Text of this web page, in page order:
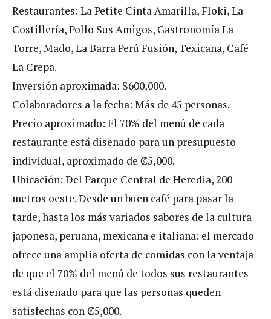
Restaurantes: La Petite Cinta Amarilla, Floki, La
Costillería, Pollo Sus Amigos, Gastronomía La
Torre, Mado, La Barra Perú Fusión, Texicana, Café
La Crepa.
Inversión aproximada: $600,000.
Colaboradores a la fecha: Más de 45 personas.
Precio aproximado: El 70% del menú de cada
restaurante está diseñado para un presupuesto
individual, aproximado de ₡5,000.
Ubicación: Del Parque Central de Heredia, 200
metros oeste. Desde un buen café para pasar la
tarde, hasta los más variados sabores de la cultura
japonesa, peruana, mexicana e italiana: el mercado
ofrece una amplia oferta de comidas con la ventaja
de que el 70% del menú de todos sus restaurantes
está diseñado para que las personas queden
satisfechas con ₡5,000.